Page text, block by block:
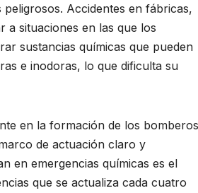
Accidentes en fábricas,
a situaciones en las que los
sustancias químicas que pueden
e inodoras, lo que dificulta su
en la formación de los
de actuación claro y
en emergencias químicas es el
que se actualiza cada cuatro